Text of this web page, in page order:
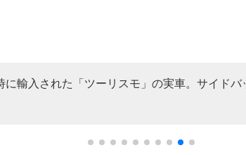
に輸入された「ツーリスモ」の実車。サイド